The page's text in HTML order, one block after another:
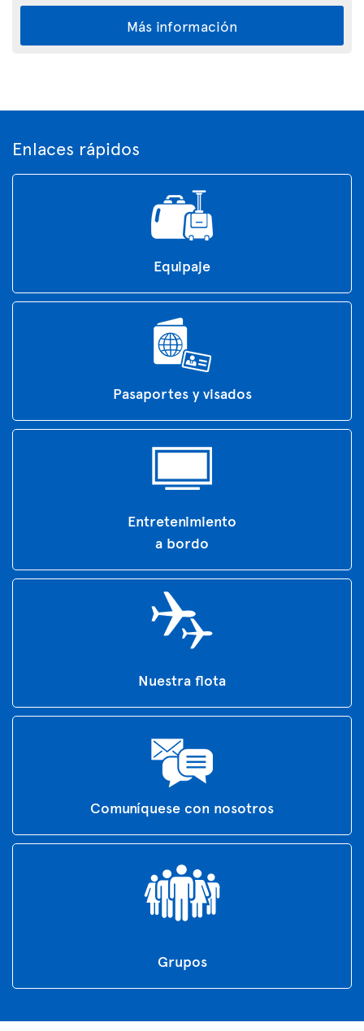
Más información
Enlaces rápidos
Equipaje
Pasaportes y visados
Entretenimiento
a bordo
Nuestra flota
Comuníquese con nosotros
Grupos